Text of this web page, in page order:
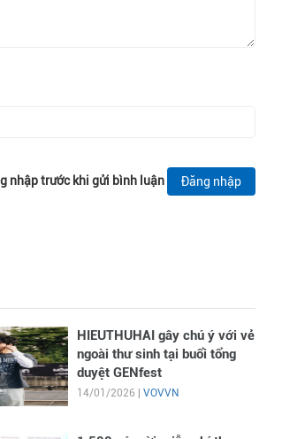
nhập trước khi gửi bình luận Đăng nhập
HIEUTHUHAI gây chú ý với vẻ
ngoài thư sinh tại buổi tổng
duyệt GENfest
14/01/2026 | VOVVN